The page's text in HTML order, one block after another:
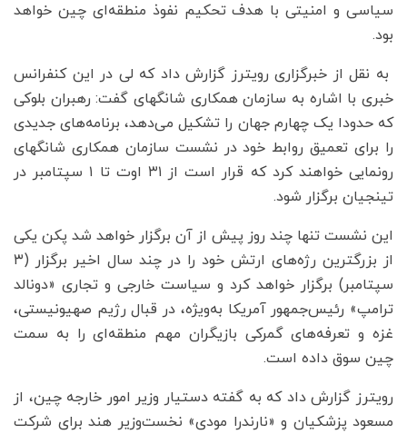
سیاسی و امنیتی با هدف تحکیم نفوذ منطقه‌ای چین خواهد
بود.
به نقل از خبرگزاری رویترز گزارش داد که لی در این کنفرانس
خبری با اشاره به سازمان همکاری شانگهای گفت: رهبران بلوکی
که حدودا یک چهارم جهان را تشکیل می‌دهد، برنامه‌های جدیدی
را برای تعمیق روابط خود در نشست سازمان همکاری شانگهای
رونمایی خواهند کرد که قرار است از ۳۱ اوت تا ۱ سپتامبر در
تینجیان برگزار شود.
این نشست تنها چند روز پیش از آن برگزار خواهد شد پکن یکی
از بزرگترین رژه‌های ارتش خود را در چند سال اخیر برگزار (۳
سپتامبر) برگزار خواهد کرد و سیاست‌ خارجی و تجاری «دونالد
ترامپ» رئیس‌جمهور آمریکا به‌ویژه، در قبال رژیم صهیونیستی،
غزه و تعرفه‌های گمرکی بازیگران مهم منطقه‌ای را به سمت
چین سوق داده است.
رویترز گزارش داد که به گفته دستیار وزیر امور خارجه چین، از
مسعود پزشکیان و «نارندرا مودی» نخست‌وزیر هند برای شرکت